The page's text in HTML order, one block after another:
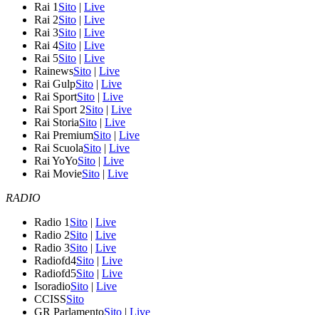
Rai 1 Sito | Live
Rai 2Sito | Live
Rai 3Sito | Live
Rai 4Sito | Live
Rai 5Sito | Live
RainewsSito | Live
Rai GulpSito | Live
Rai SportSito | Live
Rai Sport 2Sito | Live
Rai StoriaSito | Live
Rai PremiumSito | Live
Rai ScuolaSito | Live
Rai YoYoSito | Live
Rai MovieSito | Live
RADIO
Radio 1 Sito | Live
Radio 2Sito | Live
Radio 3Sito | Live
Radiofd4Sito | Live
Radiofd5Sito | Live
IsoradioSito | Live
CCISSSito
GR ParlamentoSito | Live